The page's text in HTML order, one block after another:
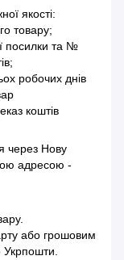
якості:
товару;
посилки та №
робочих днів
коштів
через Нову
адресою -
або грошовим
Укрпошти.